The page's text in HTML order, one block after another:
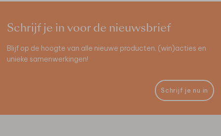
Schrijf je in voor de nieuwsbrief
Blijf op de hoogte van alle nieuwe producten, (win)acties en
unieke samenwerkingen!
Schrijf je nu in